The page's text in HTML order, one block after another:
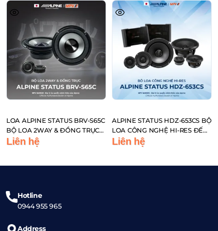
LOA ALPINE STATUS BRV-S65C
BỘ LOA 2WAY & ĐỒNG TRỤC
ĐẾN TỪ NHẬT BẢN
Liên hệ
ALPINE STATUS HDZ-653CS BỘ
LOA CÔNG NGHỆ HI-RES ĐẾN
TỪ NHẬT BẢN
Liên hệ
Hotline
0944 955 965
Address